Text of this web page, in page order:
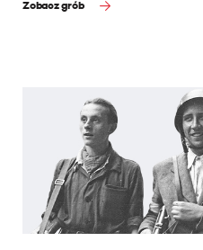
Zobacz grób